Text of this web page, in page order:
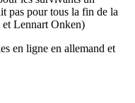
pas pour tous la fin de la
et Lennart Onken)
en ligne en allemand et